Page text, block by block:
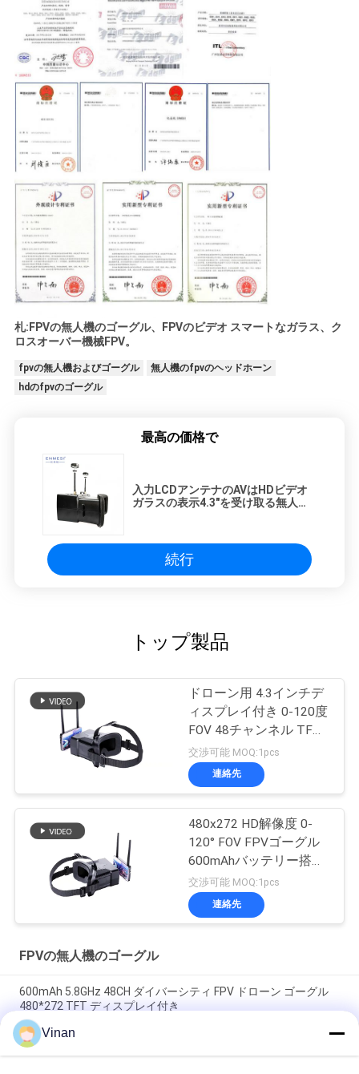
札:FPVの無人機のゴーグル、FPVのビデオ スマートなガラス、ク
ロスオーバー機械FPV。
fpvの無人機およびゴーグル
無人機のfpvのヘッドホーン
hdのfpvのゴーグル
最高の価格で
入力LCDアンテナのAVはHDビデオ
ガラスの表示4.3"を受け取る無人機
続行
トップ製品
ドローン用 4.3インチデ
ィスプレイ付き 0-120度
FOV 48チャンネル TFT
スクリーンFPVゴーグル
交渉可能 MOQ:1pcs
連絡先
480x272 HD解像度 0-
120° FOV FPVゴーグル
600mAhバッテリー搭載
ドローンヘッドセット用
交渉可能 MOQ:1pcs
連絡先
FPVの無人機のゴーグル
600mAh 5.8GHz 48CH ダイバーシティ FPV ドローン ゴーグル
480*272 TFT ディスプレイ付き
2.7インチ小型TFT LCD FPVのゴーグル48 Channeslを競争させ
ている5.8 ghzの最もよい初心者
Vinan